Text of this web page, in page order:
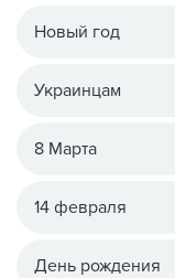
Новый год
Украинцам
8 Марта
14 февраля
День рождения